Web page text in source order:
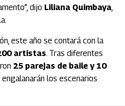
dijo Liliana Quimbaya,
este año se contará con la
artistas. Tras diferentes
25 parejas de baile y 10
engalanarán los escenarios